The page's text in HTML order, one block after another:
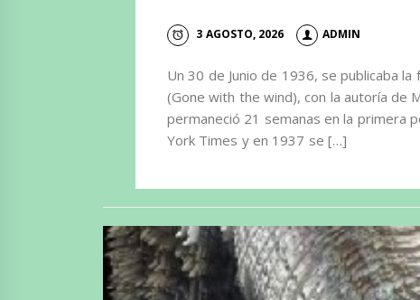
3 AGOSTO, 2026 ADMIN
Un 30 de Junio de 1936, se publicaba
(Gone with the wind), con la autoría de
permaneció 21 semanas en la primera
York Times y en 1937 se […]